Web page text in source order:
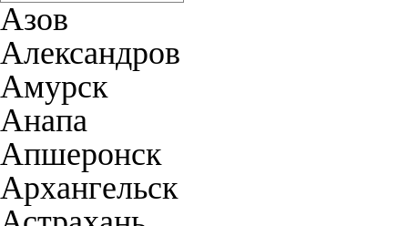
Азов
Александров
Амурск
Анапа
Апшеронск
Архангельск